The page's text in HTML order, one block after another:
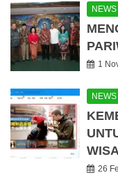
NEWS
1
NEWS
26